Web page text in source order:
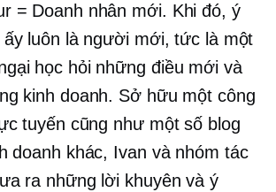
= Doanh nhân mới. Khi đó, ý
ấy luôn là người mới, tức là một
học hỏi những điều mới và
kinh doanh. Sở hữu một công
tuyến cũng như một số blog
doanh khác, Ivan và nhóm tác
ra những lời khuyên và ý